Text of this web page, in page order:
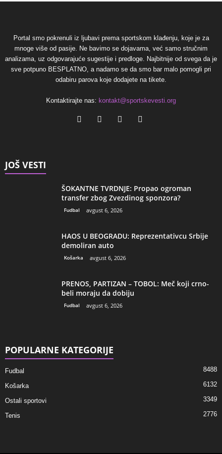
Portal smo pokrenuli iz ljubavi prema sportskom klađenju, koje je za
mnoge više od pasije. Ne bavimo se dojavama, već samo stručnim
analizama, uz odgovarajuće sugestije i predloge. Najbitnije od svega da je
sve potpuno BESPLATNO, a nadamo se da smo bar malo pomogli pri
odabiru parova koje dodajete na tikete.
Kontaktirajte nas: kontakt@sportskevesti.org
JOŠ VESTI
ŠOKANTNE TVRDNJE: Propao ogroman
transfer zbog Zvezdinog sponzora?
Fudbal avgust 6, 2026
HAOS U BEOGRADU: Reprezentativcu Srbije
demoliran auto
Košarka avgust 6, 2026
PRENOS, PARTIZAN – TOBOL: Meč koji crno-
beli moraju da dobiju
Fudbal avgust 6, 2026
POPULARNE KATEGORIJE
Fudbal 8488
Košarka 6132
Ostali sportovi 3349
Tenis 2776